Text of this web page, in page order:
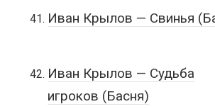
Иван Крылов — Свинья
Иван Крылов — Судьба
игроков (Басня)